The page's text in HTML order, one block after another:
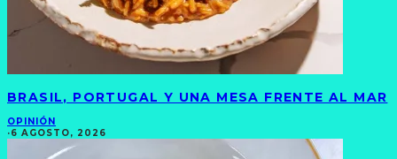
BRASIL, PORTUGAL Y UNA MESA FRENTE AL MAR
OPINIÓN
·6 AGOSTO, 2026